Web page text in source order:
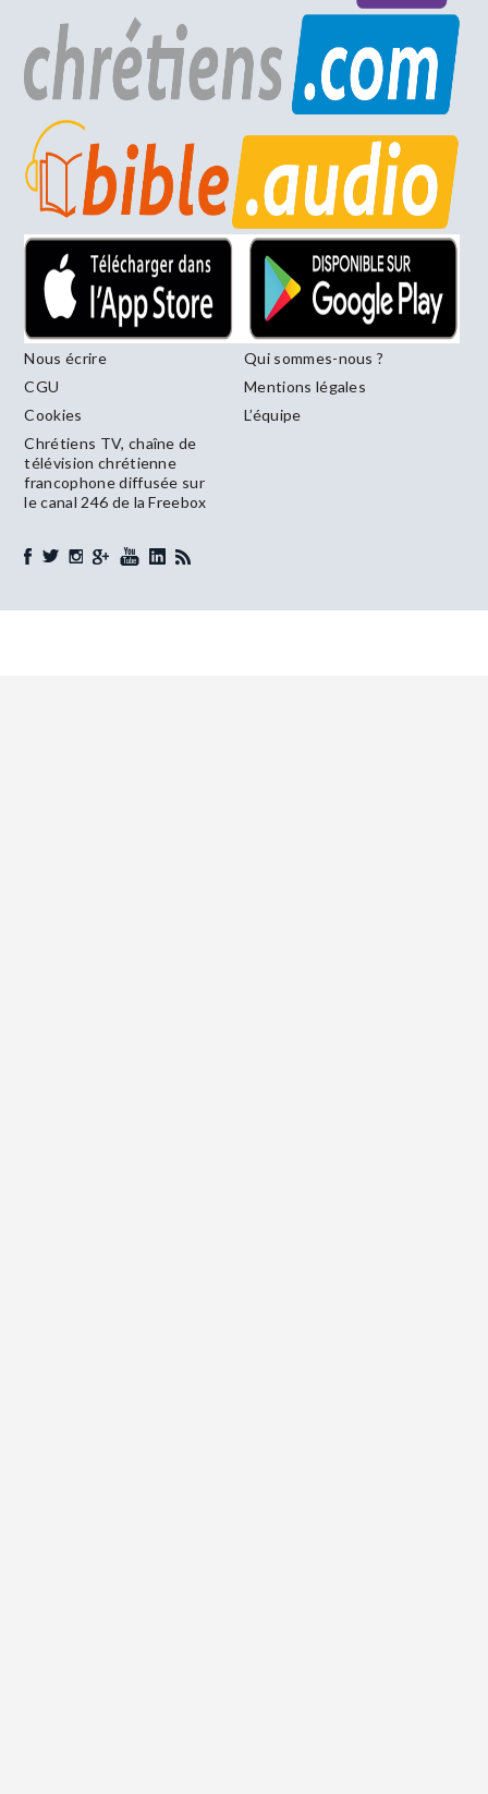
Nous écrire
Qui sommes-nous ?
CGU
Mentions légales
Cookies
L’équipe
Chrétiens TV, chaîne de
télévision chrétienne
francophone diffusée sur
le canal 246 de la Freebox